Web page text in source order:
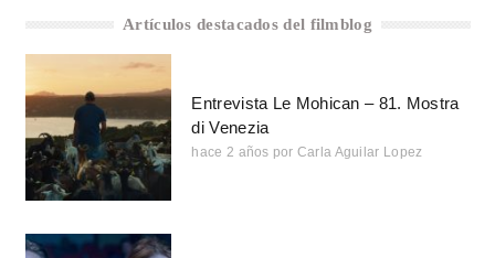
Artículos destacados del filmblog
Entrevista Le Mohican – 81. Mostra
di Venezia
hace 2 años por Carla Aguilar Lopez